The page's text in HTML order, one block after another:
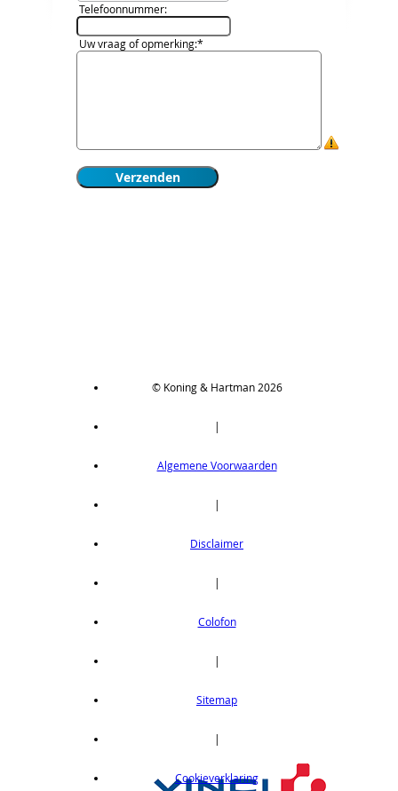
Telefoonnummer:
Uw vraag of opmerking:*
© Koning & Hartman 2026
|
Algemene Voorwaarden
|
Disclaimer
|
Colofon
|
Sitemap
|
Cookieverklaring